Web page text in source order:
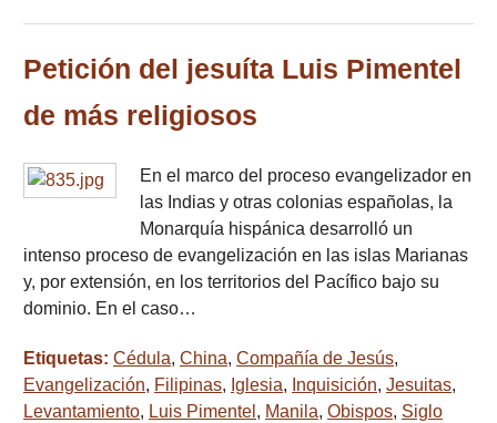
Petición del jesuíta Luis Pimentel
de más religiosos
En el marco del proceso evangelizador en
las Indias y otras colonias españolas, la
Monarquía hispánica desarrolló un
intenso proceso de evangelización en las islas Marianas
y, por extensión, en los territorios del Pacífico bajo su
dominio. En el caso…
Etiquetas: Cédula, China, Compañía de Jesús,
Evangelización, Filipinas, Iglesia, Inquisición, Jesuitas,
Levantamiento, Luis Pimentel , Manila, Obispos, Siglo